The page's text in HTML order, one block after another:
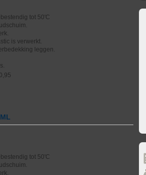
tot 50'C
is verwerkt.
leggen.
tot 50'C